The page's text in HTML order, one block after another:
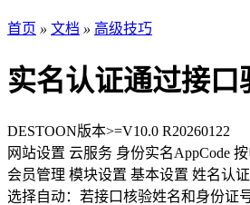
首页 » 文档 » 高级技巧
实名认证通过接
DESTOON版本>=V10.0 R20260122
网站设置 云服务 身份实名AppCode
会员管理 模块设置 基本设置 姓名认
选择自动：若接口核验姓名和身份证